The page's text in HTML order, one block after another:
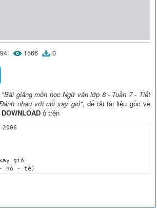
1566 0
"Bài giảng môn học Ngữ văn lớp 8 - Tuần 7 - Tiết
nhau với cối xay gió", để tải tài liệu gốc về
DOWNLOAD ở trên
gió
hô - tê)